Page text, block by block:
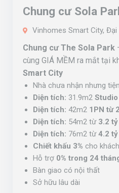
Chung cư Sola
Vinhomes Smart City,
Chung cư The Sola Park
cùng GIÁ MỀM ra mắt tại
Smart City
Nhà chưa nhận nhưng
Diện tích: 31.9m2
Diện tích: 42m2 1PN từ
Diện tích: 54m2 từ3.2 tỷ
Diện tích: 76m2 từ4.2 tỷ
Chiết khấu 3% cho
Hỗ trợ0% trong 24
Bàn giao có nội thất
Sở hữu lâu dài